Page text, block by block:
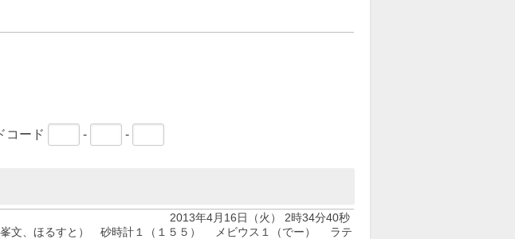
コード -
-
2013年4月16日（火） 2時34分40秒
文、ほるすと） 砂時計１（１５５） メビウス１（でー） ラテ